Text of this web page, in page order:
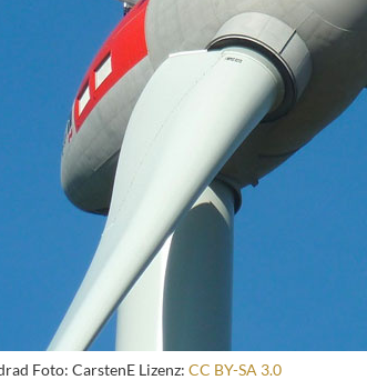
Foto: CarstenE Lizenz: CC BY-SA 3.0